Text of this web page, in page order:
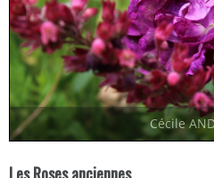
Cécile